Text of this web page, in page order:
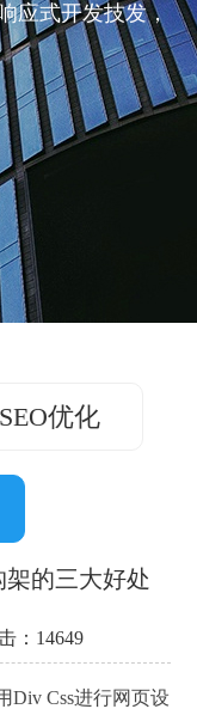
应式开发技发，
SEO优化
架的三大好处
：14649
Div Css进行网页设